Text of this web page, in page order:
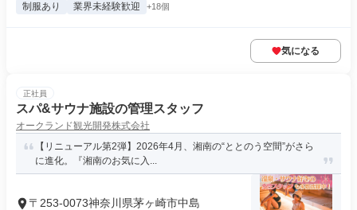
制服あり 業界未経験歓迎 +18個
気になる
正社員
スパ&サウナ施設の管理スタッフ
オークランド観光開発株式会社
【リニューアル第2弾】2026年4月、湘南の“ととのう空間”がさら
に進化。『湘南のお気に入...
〒253-0073神奈川県茅ヶ崎市中島